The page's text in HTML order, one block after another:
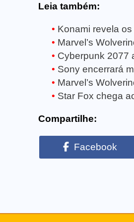
Leia também:
Konami revela
Marvel’s
Cyberpunk 2077
Sony encerrará
Marvel’s
Star Fox chega
Compartilhe:
Facebook